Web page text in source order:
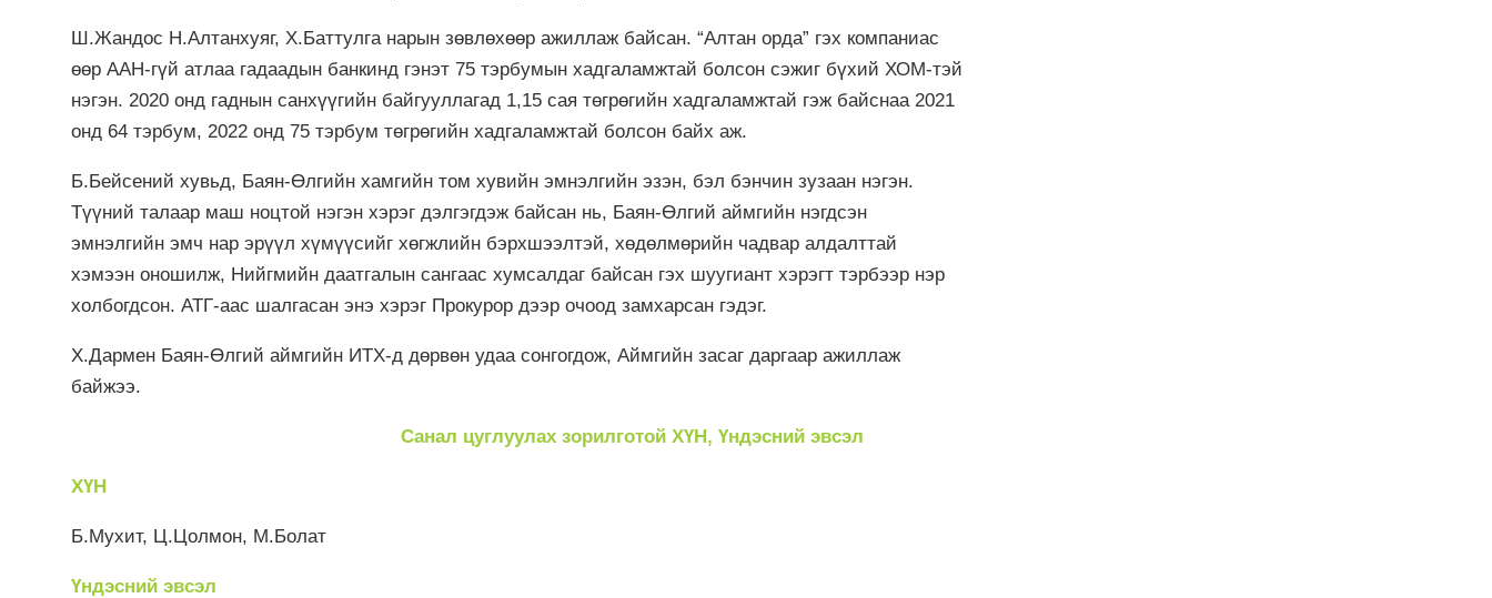
Ш.Жандос Н.Алтанхуяг, Х.Баттулга нарын зөвлөхөөр ажиллаж байсан. “Алтан орда” гэх компаниас
өөр ААН-гүй атлаа гадаадын банкинд гэнэт 75 тэрбумын хадгаламжтай болсон сэжиг бүхий ХОМ-тэй
нэгэн. 2020 онд гаднын санхүүгийн байгууллагад 1,15 сая төгрөгийн хадгаламжтай гэж байснаа 2021
онд 64 тэрбум, 2022 онд 75 тэрбум төгрөгийн хадгаламжтай болсон байх аж.
Б.Бейсений хувьд, Баян-Өлгийн хамгийн том хувийн эмнэлгийн эзэн, бэл бэнчин зузаан нэгэн.
Түүний талаар маш ноцтой нэгэн хэрэг дэлгэгдэж байсан нь, Баян-Өлгий аймгийн нэгдсэн
эмнэлгийн эмч нар эрүүл хүмүүсийг хөгжлийн бэрхшээлтэй, хөдөлмөрийн чадвар алдалттай
хэмээн оношилж, Нийгмийн даатгалын сангаас хумсалдаг байсан гэх шуугиант хэрэгт тэрбээр нэр
холбогдсон. АТГ-аас шалгасан энэ хэрэг Прокурор дээр очоод замхарсан гэдэг.
Х.Дармен Баян-Өлгий аймгийн ИТХ-д дөрвөн удаа сонгогдож, Аймгийн засаг даргаар ажиллаж
байжээ.
Санал цуглуулах зорилготой ХҮН, Үндэсний эвсэл
ХҮН
Б.Мухит, Ц.Цолмон, М.Болат
Үндэсний эвсэл